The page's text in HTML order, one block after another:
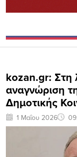
kozan.gr: Στη
αναγνώριση
Δημοτικής
1 Μαΐου 2026